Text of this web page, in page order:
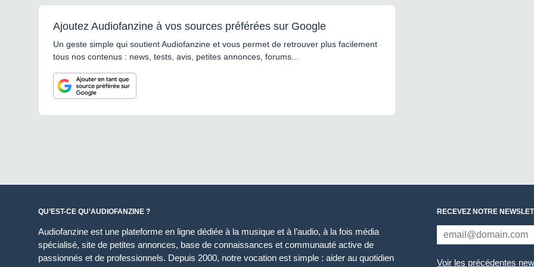
Ajoutez Audiofanzine à vos sources préférées sur Google
Un geste simple qui soutient Audiofanzine et vous permet de retrouver plus facilement
tous nos contenus : news, tests, avis, petites annonces, forums...
QU’EST-CE QU’AUDIOFANZINE ?
Audiofanzine est une plateforme en ligne dédiée à la musique et à l’audio, à la fois média
spécialisé, site de petites annonces, base de connaissances et communauté active de
passionnés et de professionnels. Depuis 2000, notre vocation est simple : aider au quotidien
RECEVEZ NOTRE
Voir les précédentes